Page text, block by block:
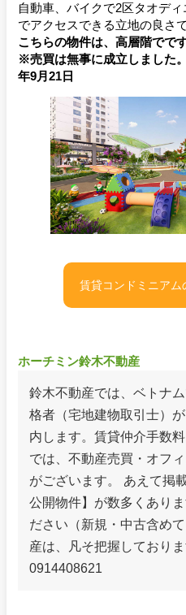
自動車、バイクで2区タオデ
でアクセスできる立地の良さで
こちらの物件は、高層階でです
※売買は無事に成立しました
年9月21日
賃貸コンドミニアム
ホーチミン鈴木不動産
鈴木不動産では、ベトナ
格者（宅地建物取引士）
内します。賃貸仲介手数
では、不動産売買・オフ
がございます。 あえて掲
公開物件】が数多くあり
ださい（新規・中古含め
産は、凡そ把握しており
0914408621